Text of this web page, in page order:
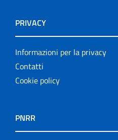
PRIVACY
Informazioni per la privacy
Contatti
Cookie policy
PNRR